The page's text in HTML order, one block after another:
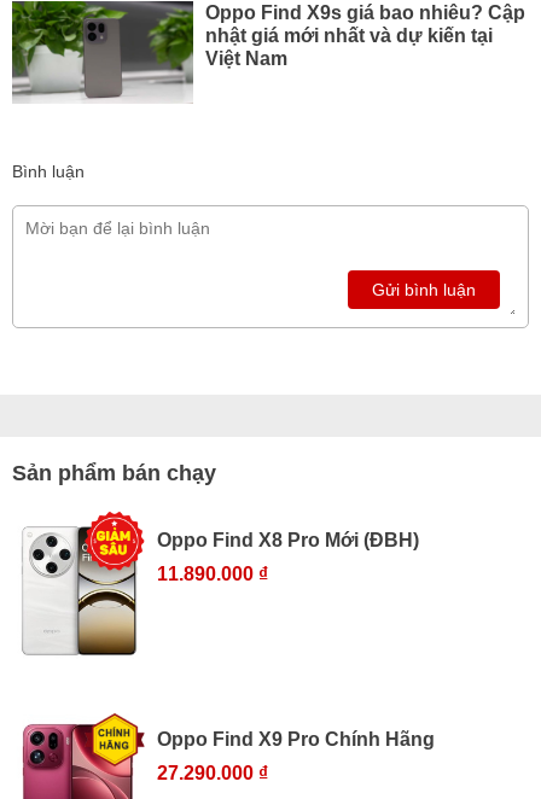
Oppo Find X9s giá bao nhiêu? Cập
nhật giá mới nhất và dự kiến tại
Việt Nam
Bình luận
Gửi bình luận
Sản phẩm bán chạy
Oppo Find X8 Pro Mới (ĐBH)
11.890.000 ₫
Oppo Find X9 Pro Chính Hãng
27.290.000 ₫